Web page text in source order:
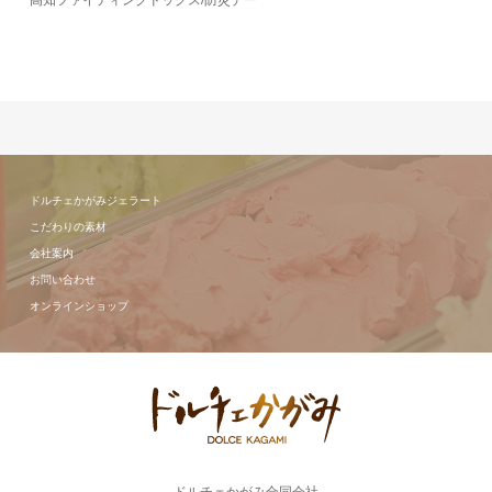
ドルチェかがみジェラート
こだわりの素材
会社案内
お問い合わせ
オンラインショップ